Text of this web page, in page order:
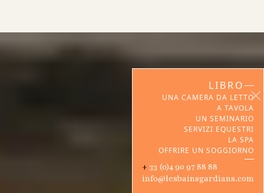
LIBRO
UNA CAMERA DA LETTO
A TAVOLA
UN SEMINARIO
SERVIZI EQUESTRI
LA SPA
OFFRIRE UN SOGGIORNO
‍+ 33 (0)4 90 97 88 88
info@lesbainsgardians.com